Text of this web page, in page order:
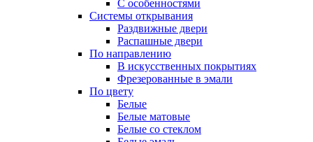
С особенностями
Системы открывания
Раздвижные двери
Распашные двери
По направлению
В искусственных покрытиях
Фрезерованные в эмали
По цвету
Белые
Белые матовые
Белые со стеклом